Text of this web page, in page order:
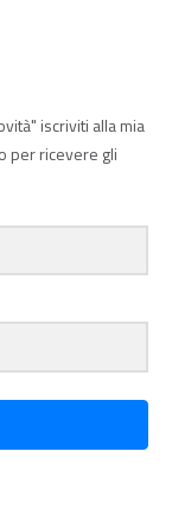
iscriviti alla mia
per ricevere gli